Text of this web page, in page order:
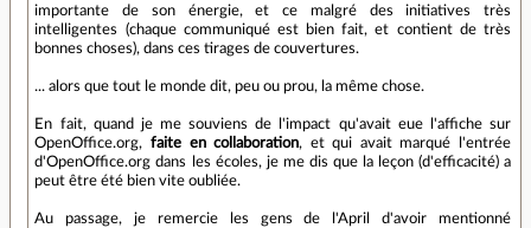
importante de son énergie, et ce malgré des initiatives très
intelligentes (chaque communiqué est bien fait, et contient de très
bonnes choses), dans ces tirages de couvertures.
... alors que tout le monde dit, peu ou prou, la même chose.
En fait, quand je me souviens de l'impact qu'avait eue l'affiche sur
OpenOffice.org, faite en collaboration, et qui avait marqué l'entrée
d'OpenOffice.org dans les écoles, je me dis que la leçon (d'efficacité) a
peut être été bien vite oubliée.
Au passage, je remercie les gens de l'April d'avoir mentionné